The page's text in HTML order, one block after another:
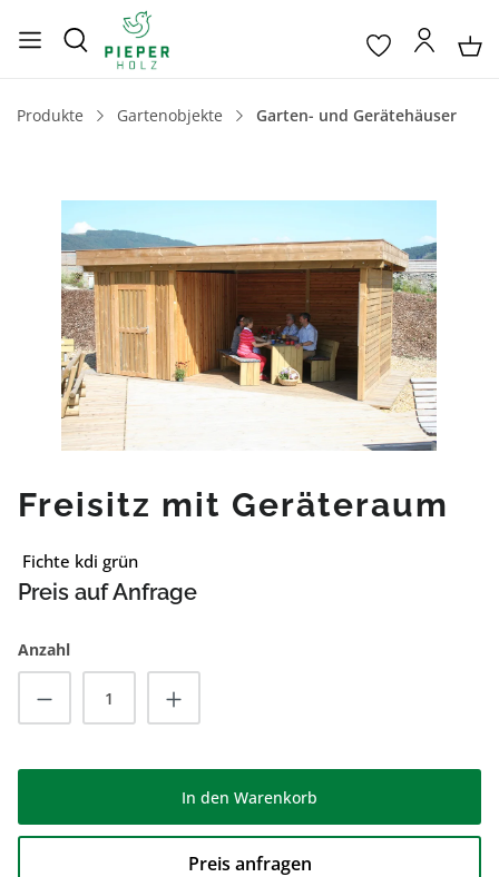
Produkte Gartenobjekte Garten- und Gerätehäuser
Freisitz mit Geräteraum
Fichte kdi grün
Preis auf Anfrage
Anzahl
Produkt Anzahl: Gib den gewünschten
In den Warenkorb
Preis anfragen